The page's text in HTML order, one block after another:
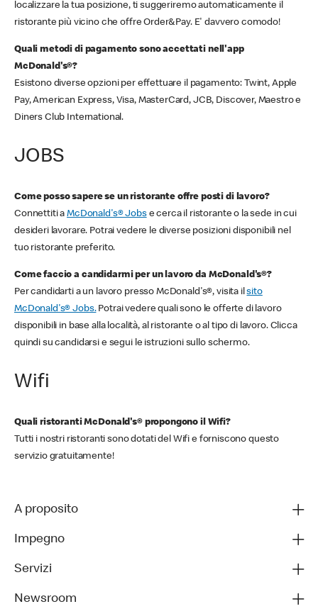
localizzare la tua posizione, ti suggeriremo automaticamente il
ristorante più vicino che offre Order&Pay. E' davvero comodo!
Quali metodi di pagamento sono accettati nell'app
McDonald's®?
Esistono diverse opzioni per effettuare il pagamento: Twint, Apple
Pay, American Express, Visa, MasterCard, JCB, Discover, Maestro e
Diners Club International.
JOBS
Come posso sapere se un ristorante offre posti di lavoro?
Connettiti aMcDonald's® Jobse cerca il ristorante o la sede in cui
desideri lavorare. Potrai vedere le diverse posizioni disponibili nel
tuo ristorante preferito.
Come faccio a candidarmi per un lavoro da McDonald's®?
Per candidarti a un lavoro presso McDonald's®, visita ilsito
McDonald's® Jobs.Potrai vedere quali sono le offerte di lavoro
disponibili in base alla località, al ristorante o al tipo di lavoro. Clicca
quindi su candidarsi e segui le istruzioni sullo schermo.
Wifi
Quali ristoranti McDonald's® propongono il Wifi?
Tutti i nostri ristoranti sono dotati del Wifi e forniscono questo
servizio gratuitamente!
A proposito
Impegno
Servizi
Newsroom